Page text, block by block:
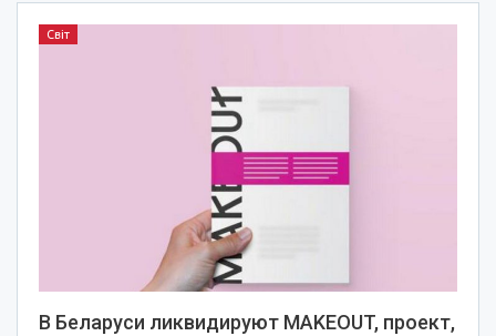
Світ
В Беларуси ликвидируют MAKEOUT, проект,